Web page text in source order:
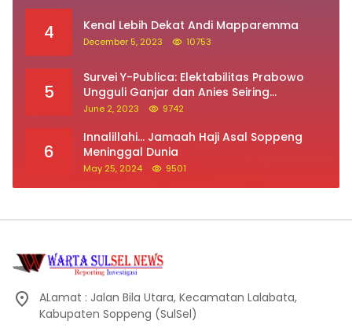
4 Kenal Lebih Dekat Andi Mapparemma
December 5, 2023 10753
5
Survei Y-Publica: Elektabilitas Prabowo
Ungguli Ganjar dan Anies Seiring
Kepuasan Terhadap Jokowi Naik
June 2, 2023 9742
6
Innalillahi… Jamaah Haji Asal Soppeng
Meninggal Dunia
May 25, 2024 9501
ALamat : Jalan Bila Utara, Kecamatan Lalabata,
Kabupaten Soppeng (SulSel)